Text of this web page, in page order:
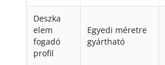
Deszka
elem
fogadó
profil
Egyedi méretre
gyártható